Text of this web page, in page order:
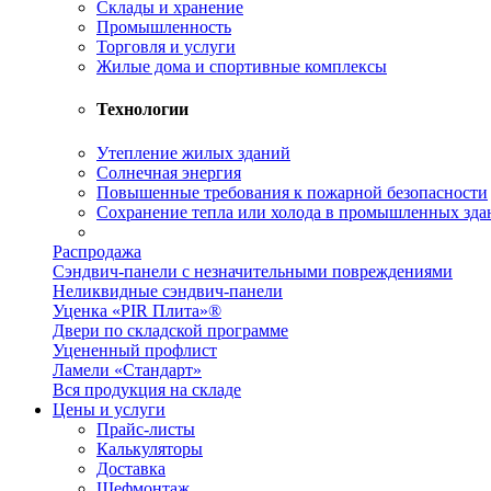
Склады и хранение
Промышленность
Торговля и услуги
Жилые дома и спортивные комплексы
Технологии
Утепление жилых зданий
Солнечная энергия
Повышенные требования к пожарной безопасности
Сохранение тепла или холода в промышленных
Распродажа
Сэндвич-панели с незначительными повреждениями
Неликвидные сэндвич-панели
Уценка «PIR Плита»®
Двери по складской программе
Уцененный профлист
Ламели «Стандарт»
Вся продукция на складе
Цены и услуги
Прайс-листы
Калькуляторы
Доставка